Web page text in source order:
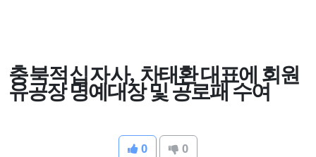
충북적십자사, 차태환 대표에 회원
유공장 명예대장 및 공로패 수여
0 0